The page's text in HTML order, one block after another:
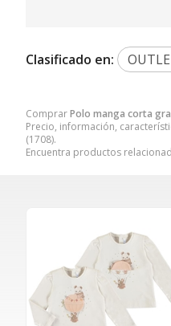
ComprarPolo manga corta
Precio, información,
(1708).
Encuentra productos
Clasificado en: